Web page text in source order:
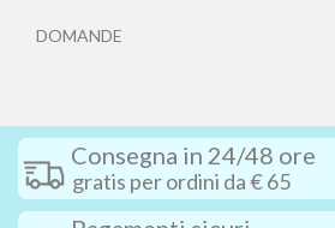
DOMANDE
Consegna in 24/48 ore
gratis per ordini da € 65